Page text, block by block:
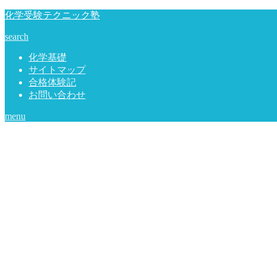
化学受験テクニック塾
search
化学基礎
サイトマップ
合格体験記
お問い合わせ
menu